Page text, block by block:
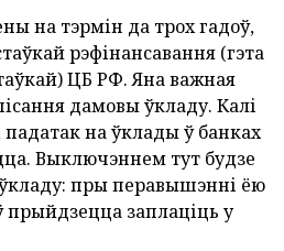
на тэрмін да трох гадоў,
рэфінансавання (гэта
ЦБ РФ. Яна важная
дамовы ўкладу. Калі
на ўклады ў банках
Выключэннем тут будзе
ўкладу: пры перавышэнні ёю
прыйдзецца заплаціць у